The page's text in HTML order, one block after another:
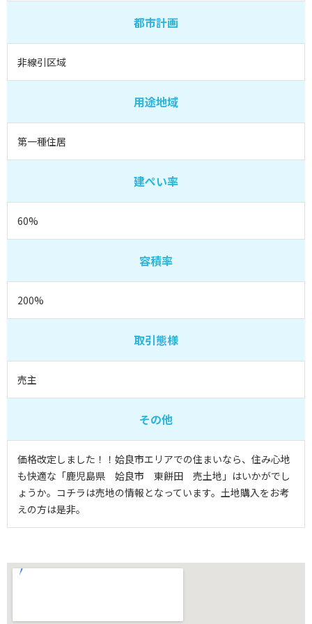
都市計画
非線引区域
用途地域
第一種住居
建ぺい率
60%
容積率
200%
取引態様
売主
その他
価格改定しました！！姶良市エリアでの住まいなら、住み心地
も快適な「鹿児島県 姶良市 東餅田 売土地」はいかがでし
ょうか。コチラは売地の情報となっています。土地購入をお考
えの方は是非。